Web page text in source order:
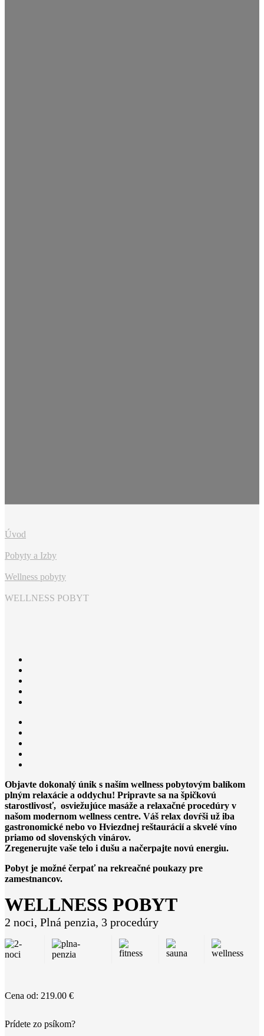
Úvod
Pobyty a Izby
Wellness pobyty
WELLNESS POBYT
Objavte dokonalý únik s naším wellness pobytovým balíkom
plným relaxácie a oddychu! Pripravte sa na špičkovú
starostlivosť, osviežujúce masáže a relaxačné procedúry v
našom modernom wellness centre. Váš relax dovŕši už iba
gastronomické nebo vo Hviezdnej reštaurácií a skvelé víno
priamo od slovenských vinárov.
Zregenerujte vaše telo i dušu a načerpajte novú energiu.
Pobyt je možné čerpať na rekreačné poukazy pre
zamestnancov.
WELLNESS POBYT
2 noci, Plná penzia, 3 procedúry
Cena od: 219.00 €
Prídete zo psíkom?